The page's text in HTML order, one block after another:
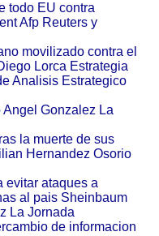
todo EU contra
Afp Reuters y
movilizado contra el
Lorca Estrategia
Analisis Estrategico
Gonzalez La
la muerte de sus
Hernandez Osorio
evitar ataques a
al pais Sheinbaum
La Jornada
de informacion